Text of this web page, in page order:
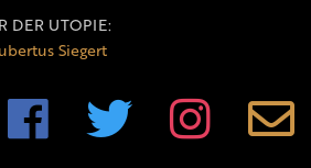
DER UTOPIE:
Siegert